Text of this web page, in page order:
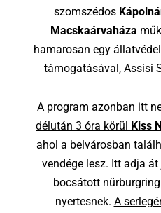
szomszédos
Macskaárvaháza
hamarosan egy
támogatásával, Assisi
A program azonban itt
délután 3 óra körül
Kiss
ahol a belvárosban
vendége lesz. Itt adja
bocsátott
nyertesnek. A